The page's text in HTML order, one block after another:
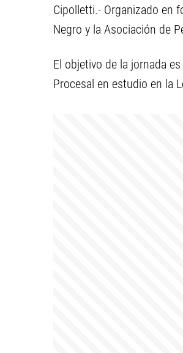
Cipolletti.- Organizado en
Negro y la Asociación de
El objetivo de la jornada
Procesal en estudio en la